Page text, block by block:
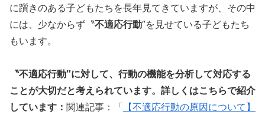
に躓きのある子どもたちを長年見てきていますが、その中
には、少なからず〝不適応行動″を見せている子どもたち
もいます。
〝不適応行動″に対して、行動の機能を分析して対応する
ことが大切だと考えられています。詳しくはこちらで紹介
しています： 関連記事：「
【不適応行動の原因について】